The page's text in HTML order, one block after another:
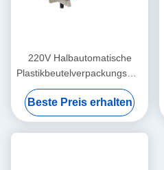
220V Halbautomatische
Plastikbeutelverpackungsmaschine
Flexible und einfache
Wartung
Beste Preis erhalten